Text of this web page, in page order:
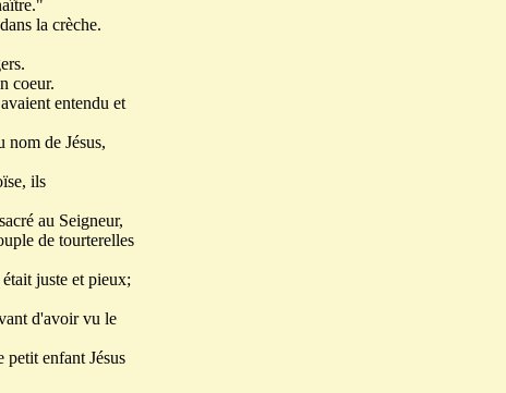
la crèche.
coeur.
entendu et
de Jésus,
ils
au Seigneur,
de tourterelles
juste et pieux;
d'avoir vu le
enfant Jésus